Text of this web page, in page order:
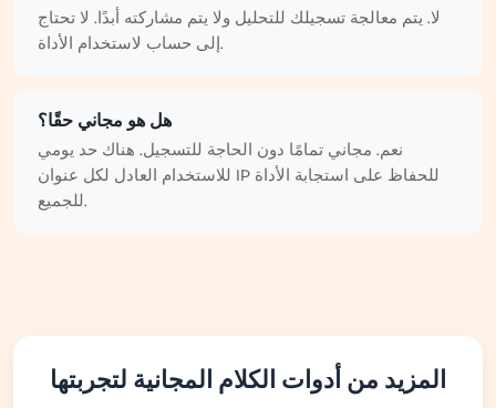
لا. يتم معالجة تسجيلك للتحليل ولا يتم مشاركته أبدًا. لا تحتاج
إلى حساب لاستخدام الأداة.
هل هو مجاني حقًا؟
نعم. مجاني تمامًا دون الحاجة للتسجيل. هناك حد يومي
للاستخدام العادل لكل عنوان IP للحفاظ على استجابة الأداة
للجميع.
المزيد من أدوات الكلام المجانية لتجربتها